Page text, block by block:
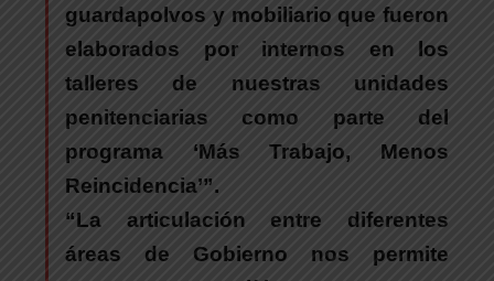
guardapolvos y mobiliario que fueron
elaborados por internos en los
talleres de nuestras unidades
penitenciarias como parte del
programa ‘Más Trabajo, Menos
Reincidencia’”.
“La articulación entre diferentes
áreas de Gobierno nos permite